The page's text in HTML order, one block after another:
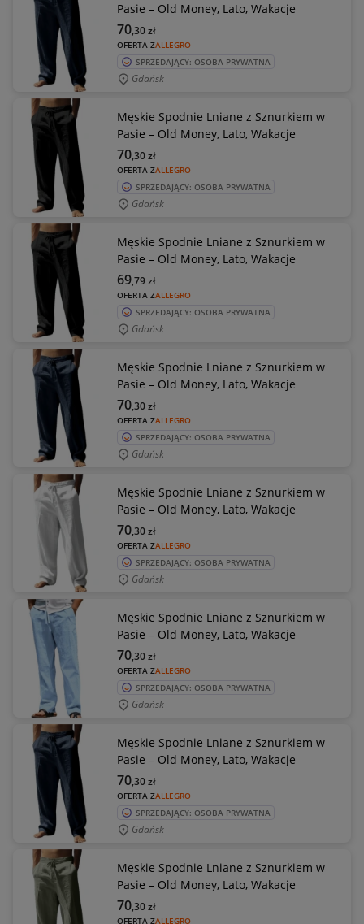
Pasie – Old Money, Lato, Wakacje
OFERTA ZALLEGRO
70,30zł
SPRZEDAJĄCY: OSOBA PRYWATNA
Gdańsk
Męskie Spodnie Lniane z Sznurkiem w
Pasie – Old Money, Lato, Wakacje
OFERTA ZALLEGRO
70,30zł
SPRZEDAJĄCY: OSOBA PRYWATNA
Gdańsk
Męskie Spodnie Lniane z Sznurkiem w
Pasie – Old Money, Lato, Wakacje
OFERTA ZALLEGRO
69,79zł
SPRZEDAJĄCY: OSOBA PRYWATNA
Gdańsk
Męskie Spodnie Lniane z Sznurkiem w
Pasie – Old Money, Lato, Wakacje
OFERTA ZALLEGRO
70,30zł
SPRZEDAJĄCY: OSOBA PRYWATNA
Gdańsk
Męskie Spodnie Lniane z Sznurkiem w
Pasie – Old Money, Lato, Wakacje
OFERTA ZALLEGRO
70,30zł
SPRZEDAJĄCY: OSOBA PRYWATNA
Gdańsk
Męskie Spodnie Lniane z Sznurkiem w
Pasie – Old Money, Lato, Wakacje
OFERTA ZALLEGRO
70,30zł
SPRZEDAJĄCY: OSOBA PRYWATNA
Gdańsk
Męskie Spodnie Lniane z Sznurkiem w
Pasie – Old Money, Lato, Wakacje
OFERTA ZALLEGRO
70,30zł
SPRZEDAJĄCY: OSOBA PRYWATNA
Gdańsk
Męskie Spodnie Lniane z Sznurkiem w
Pasie – Old Money, Lato, Wakacje
OFERTA ZALLEGRO
70,30zł